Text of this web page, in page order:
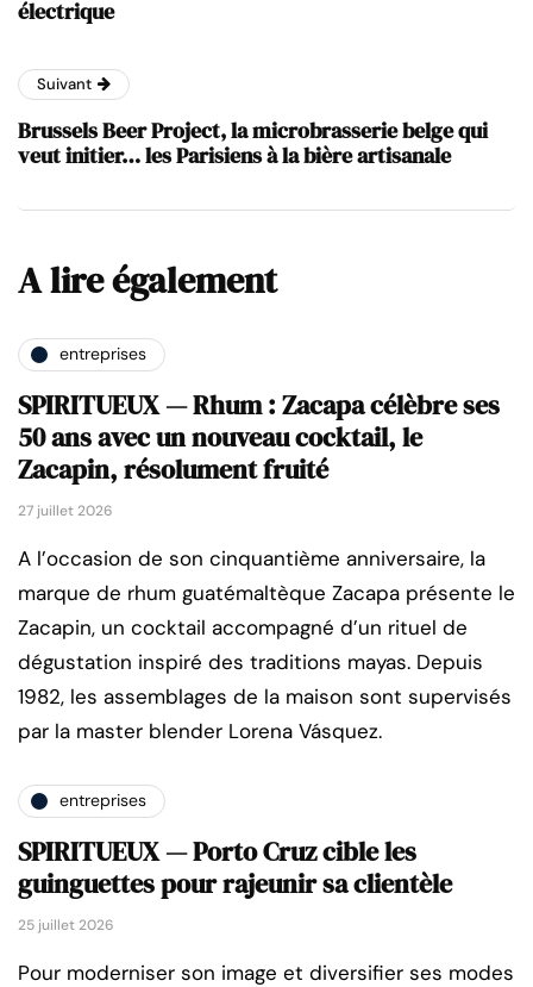
électrique
Suivant
Brussels Beer Project, la microbrasserie belge qui
veut initier… les Parisiens à la bière artisanale
A lire également
entreprises
SPIRITUEUX — Rhum : Zacapa célèbre ses
50 ans avec un nouveau cocktail, le
Zacapin, résolument fruité
27 juillet 2026
A l’occasion de son cinquantième anniversaire, la
marque de rhum guatémaltèque Zacapa présente le
Zacapin, un cocktail accompagné d’un rituel de
dégustation inspiré des traditions mayas. Depuis
1982, les assemblages de la maison sont supervisés
par la master blender Lorena Vásquez.
entreprises
SPIRITUEUX — Porto Cruz cible les
guinguettes pour rajeunir sa clientèle
25 juillet 2026
Pour moderniser son image et diversifier ses modes